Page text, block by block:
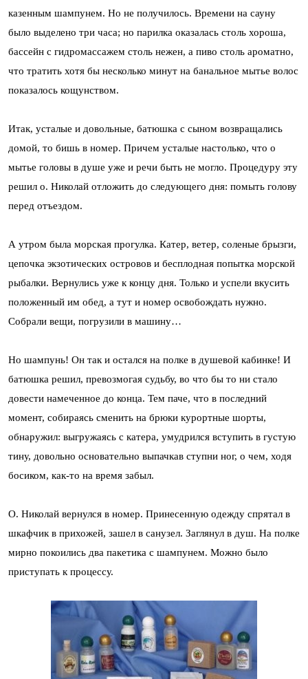
казенным шампунем. Но не получилось. Времени на сауну
было выделено три часа; но парилка оказалась столь хороша,
бассейн с гидромассажем столь нежен, а пиво столь ароматно,
что тратить хотя бы несколько минут на банальное мытье волос
показалось кощунством.
Итак, усталые и довольные, батюшка с сыном возвращались
домой, то бишь в номер. Причем усталые настолько, что о
мытье головы в душе уже и речи быть не могло. Процедуру эту
решил о. Николай отложить до следующего дня: помыть голову
перед отъездом.
А утром была морская прогулка. Катер, ветер, соленые брызги,
цепочка экзотических островов и бесплодная попытка морской
рыбалки. Вернулись уже к концу дня. Только и успели вкусить
положенный им обед, а тут и номер освобождать нужно.
Собрали вещи, погрузили в машину…
Но шампунь! Он так и остался на полке в душевой кабинке! И
батюшка решил, превозмогая судьбу, во что бы то ни стало
довести намеченное до конца. Тем паче, что в последний
момент, собираясь сменить на брюки курортные шорты,
обнаружил: выгружаясь с катера, умудрился вступить в густую
тину, довольно основательно выпачкав ступни ног, о чем, ходя
босиком, как-то на время забыл.
О. Николай вернулся в номер. Принесенную одежду спрятал в
шкафчик в прихожей, зашел в санузел. Заглянул в душ. На полке
мирно покоились два пакетика с шампунем. Можно было
приступать к процессу.